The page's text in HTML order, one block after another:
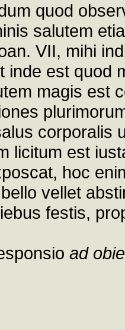
quod
salutem
VII, mihi
inde est quod
magis est
corporalis
licitum est
hoc
vellet
festis,
ad